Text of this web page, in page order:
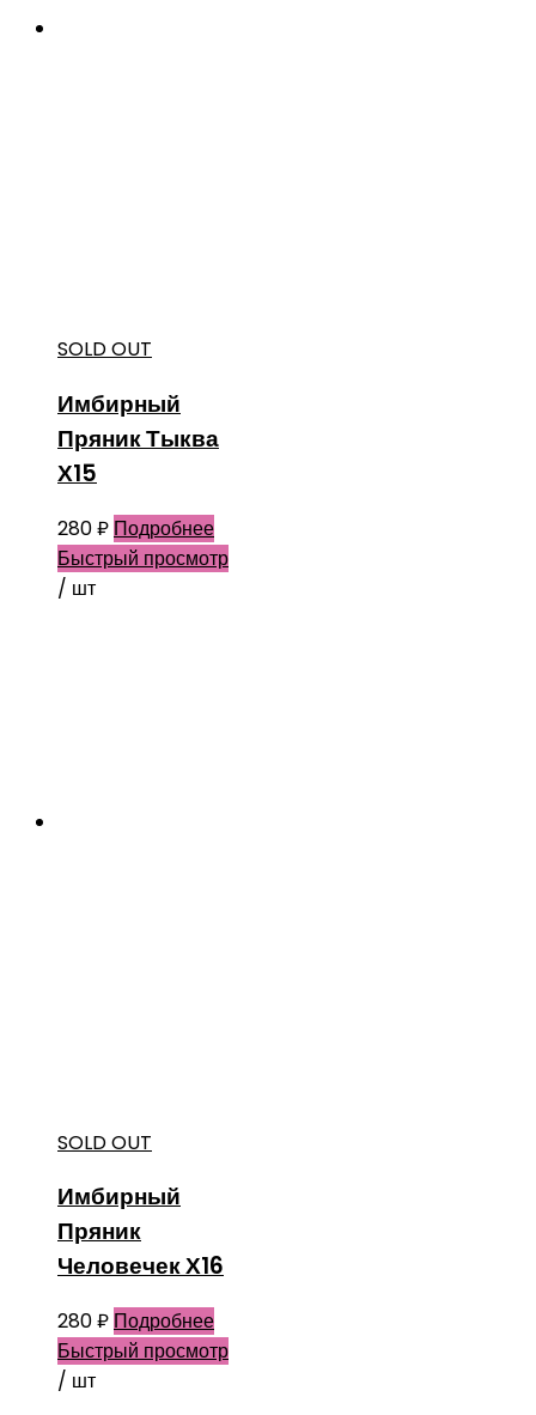
SOLD OUT
Имбирный
Пряник Тыква
Х15
280₽ Подробнее
Быстрый просмотр
/ шт
SOLD OUT
Имбирный
Пряник
Человечек Х16
280₽ Подробнее
Быстрый просмотр
/ шт